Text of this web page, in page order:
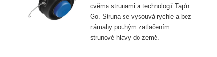
dvěma strunami a technologií Tap'n
Go. Struna se vysouvá rychle a bez
námahy pouhým zatlačením
strunové hlavy do země.